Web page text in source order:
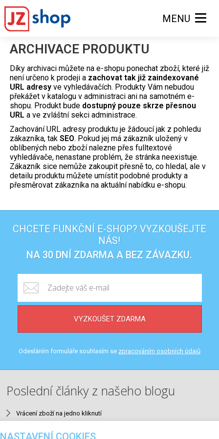
MENU
ARCHIVACE PRODUKTU
Díky archivaci můžete na e-shopu ponechat zboží, které již
není určeno k prodeji a zachovat tak již zaindexované
URL adresy ve vyhledávačích. Produkty Vám nebudou
překážet v katalogu v administraci ani na samotném e-
shopu. Produkt bude dostupný pouze skrze přesnou
URL a ve zvláštní sekci administrace.
Zachování URL adresy produktu je žádoucí jak z pohledu
zákazníka, tak SEO. Pokud jej má zákazník uložený v
oblíbených nebo zboží nalezne přes fulltextové
vyhledávače, nenastane problém, že stránka neexistuje.
Zákazník sice nemůže zakoupit přesně to, co hledal, ale v
detailu produktu můžete umístit podobné produkty a
přesměrovat zákazníka na aktuální nabídku e-shopu.
CHCETE FUNKČNÍ E-SHOP? VYZKOUŠEJTE
NÁS!
NA 30 DNÍ ZDARMA A BEZ ZÁVAZKU.
VYZKOUŠET ZDARMA
Odesláním formuláře souhlasím se zpracováním osobních údajů
Poslední články z našeho blogu
Vrácení zboží na jedno kliknutí
NASTAVENÍ COOKIES